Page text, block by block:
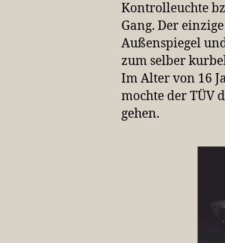
Kontrolleuchte
Gang. Der
Außenspiegel
zum selber
Im Alter von 16
mochte der TÜV
gehen.